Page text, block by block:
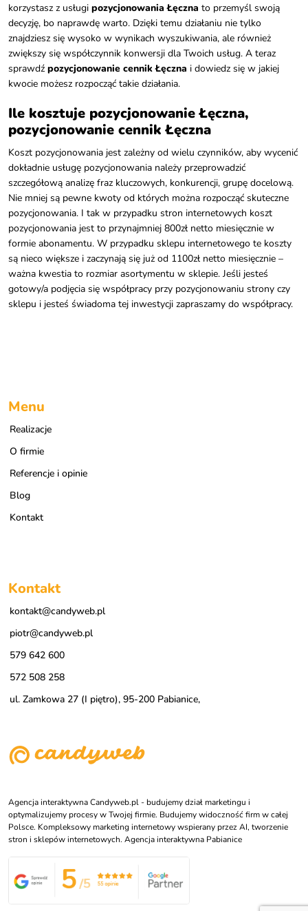
korzystasz z usługi pozycjonowania Łęczna to przemyśl swoją
decyzję, bo naprawdę warto. Dzięki temu działaniu nie tylko
znajdziesz się wysoko w wynikach wyszukiwania, ale również
zwiększy się współczynnik konwersji dla Twoich usług. A teraz
sprawdź pozycjonowanie cennik Łęczna i dowiedz się w jakiej
kwocie możesz rozpocząć takie działania.
Ile kosztuje pozycjonowanie Łęczna,
pozycjonowanie cennik Łęczna
Koszt pozycjonowania jest zależny od wielu czynników, aby wycenić
dokładnie usługę pozycjonowania należy przeprowadzić
szczegółową analizę fraz kluczowych, konkurencji, grupę docelową.
Nie mniej są pewne kwoty od których można rozpocząć skuteczne
pozycjonowania. I tak w przypadku stron internetowych koszt
pozycjonowania jest to przynajmniej 800zł netto miesięcznie w
formie abonamentu. W przypadku sklepu internetowego te koszty
są nieco większe i zaczynają się już od 1100zł netto miesięcznie –
ważna kwestia to rozmiar asortymentu w sklepie. Jeśli jesteś
gotowy/a podjęcia się współpracy przy pozycjonowaniu strony czy
sklepu i jesteś świadoma tej inwestycji zapraszamy do współpracy.
Menu
Realizacje
O firmie
Referencje i opinie
Blog
Kontakt
Kontakt
kontakt@candyweb.pl
piotr@candyweb.pl
579 642 600
572 508 258
ul. Zamkowa 27 (I piętro), 95-200 Pabianice,
Agencja interaktywna Candyweb.pl - budujemy dział marketingu i
optymalizujemy procesy w Twojej firmie. Budujemy widoczność firm w całej
Polsce. Kompleksowy marketing internetowy wspierany przez AI, tworzenie
stron i sklepów internetowych. Agencja interaktywna Pabianice